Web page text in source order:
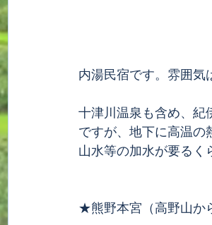
内湯民宿です。雰囲気
十津川温泉も含め、紀
ですが、地下に高温の
山水等の加水が要るく
★熊野本宮（高野山か